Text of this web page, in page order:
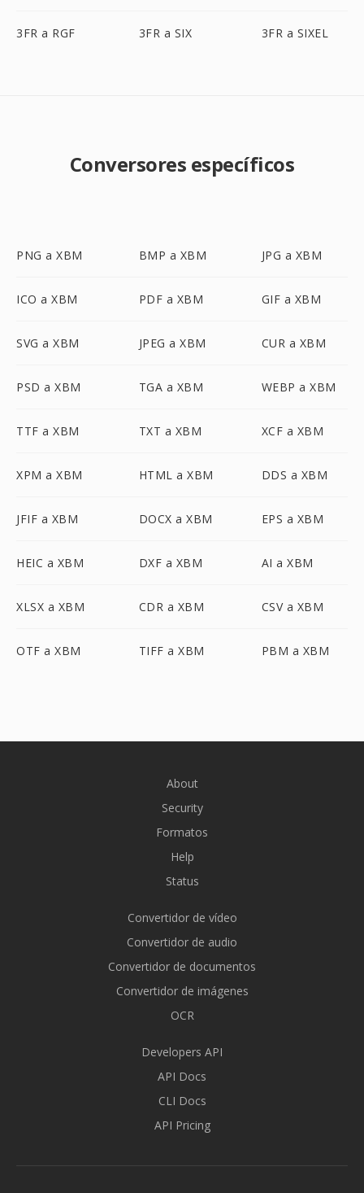
3FR a RGF 3FR a SIX 3FR a SIXEL
Conversores específicos
PNG a XBM BMP a XBM JPG a XBM
ICO a XBM PDF a XBM GIF a XBM
SVG a XBM JPEG a XBM CUR a XBM
PSD a XBM TGA a XBM WEBP a XBM
TTF a XBM TXT a XBM XCF a XBM
XPM a XBM HTML a XBM DDS a XBM
JFIF a XBM DOCX a XBM EPS a XBM
HEIC a XBM DXF a XBM AI a XBM
XLSX a XBM CDR a XBM CSV a XBM
OTF a XBM TIFF a XBM PBM a XBM
About
Security
Formatos
Help
Status
Convertidor de vídeo
Convertidor de audio
Convertidor de documentos
Convertidor de imágenes
OCR
Developers API
API Docs
CLI Docs
API Pricing